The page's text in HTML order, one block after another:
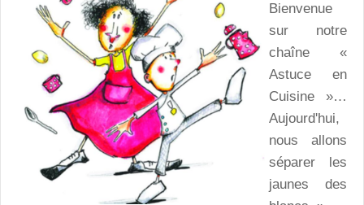
Bienvenue
sur notre
chaîne «
Astuce en
Cuisine »…
Aujourd'hui,
nous allons
séparer les
jaunes des